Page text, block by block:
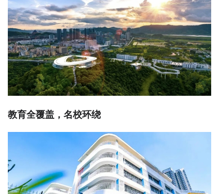
教育全覆盖，名校环绕